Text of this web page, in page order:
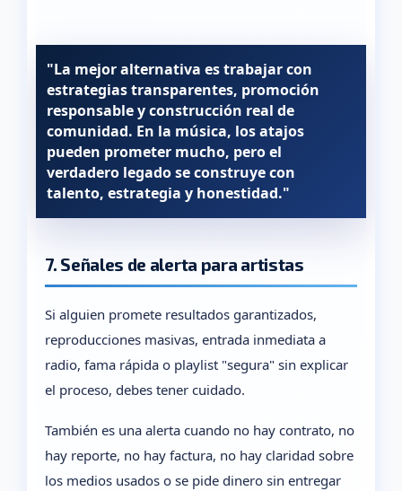
"La mejor alternativa es trabajar con
estrategias transparentes, promoción
responsable y construcción real de
comunidad. En la música, los atajos
pueden prometer mucho, pero el
verdadero legado se construye con
talento, estrategia y honestidad."
7. Señales de alerta para artistas
Si alguien promete resultados garantizados,
reproducciones masivas, entrada inmediata a
radio, fama rápida o playlist "segura" sin explicar
el proceso, debes tener cuidado.
También es una alerta cuando no hay contrato, no
hay reporte, no hay factura, no hay claridad sobre
los medios usados o se pide dinero sin entregar